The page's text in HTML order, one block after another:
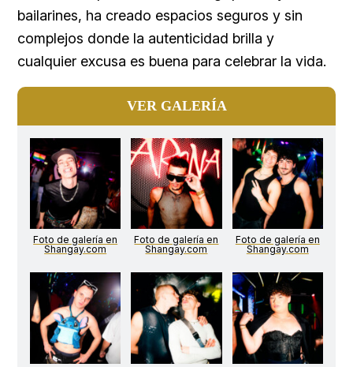
bailarines, ha creado espacios seguros y sin
complejos donde la autenticidad brilla y
cualquier excusa es buena para celebrar la vida.
VER GALERÍA
Foto de galería en
Shangay.com
Foto de galería en
Shangay.com
Foto de galería en
Shangay.com